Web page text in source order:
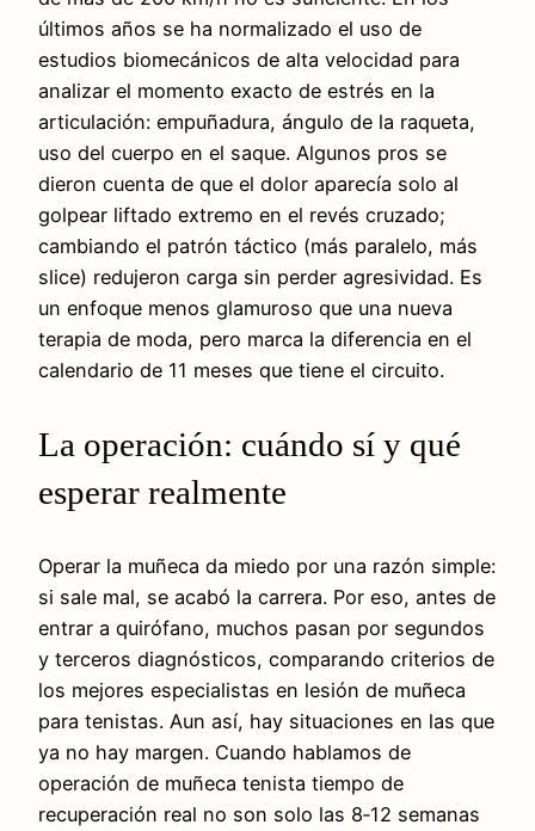
últimos años se ha normalizado el uso de
estudios biomecánicos de alta velocidad para
analizar el momento exacto de estrés en la
articulación: empuñadura, ángulo de la raqueta,
uso del cuerpo en el saque. Algunos pros se
dieron cuenta de que el dolor aparecía solo al
golpear liftado extremo en el revés cruzado;
cambiando el patrón táctico (más paralelo, más
slice) redujeron carga sin perder agresividad. Es
un enfoque menos glamuroso que una nueva
terapia de moda, pero marca la diferencia en el
calendario de 11 meses que tiene el circuito.
La operación: cuándo sí y qué
esperar realmente
Operar la muñeca da miedo por una razón simple:
si sale mal, se acabó la carrera. Por eso, antes de
entrar a quirófano, muchos pasan por segundos
y terceros diagnósticos, comparando criterios de
los mejores especialistas en lesión de muñeca
para tenistas. Aun así, hay situaciones en las que
ya no hay margen. Cuando hablamos de
operación de muñeca tenista tiempo de
recuperación real no son solo las 8‑12 semanas